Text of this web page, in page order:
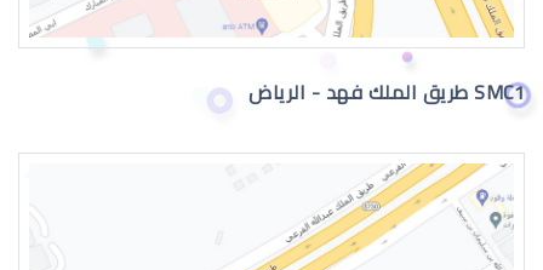
SMC1 طريق الملك فهد - الرياض